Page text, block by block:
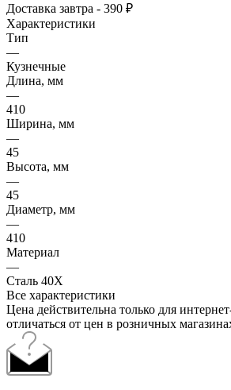
Доставка завтра - 390 ₽
Характеристики
Тип
—
Кузнечные
Длина, мм
—
410
Ширина, мм
—
45
Высота, мм
—
45
Диаметр, мм
—
410
Материал
—
Сталь 40Х
Все характеристики
Цена действительна только для
отличаться от цен в розничных